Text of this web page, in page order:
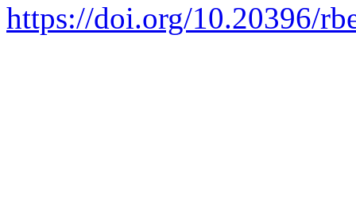
https://doi.org/10.20396/